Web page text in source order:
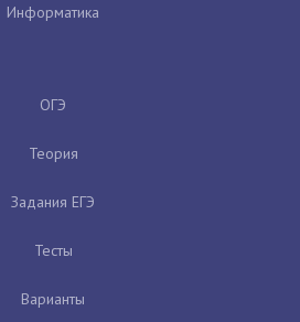
Информатика
ОГЭ
Теория
Задания ЕГЭ
Тесты
Варианты